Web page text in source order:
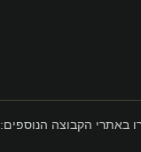
באתרי הקבוצה הנוספים: